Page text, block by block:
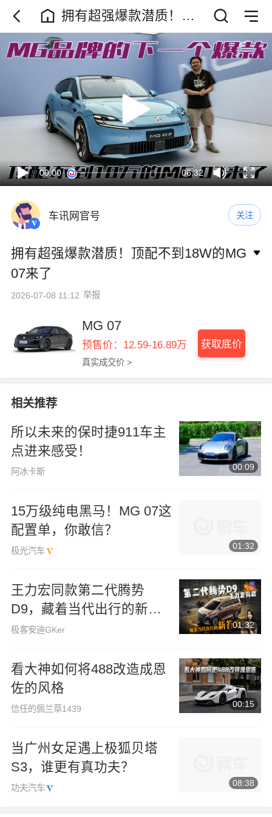
拥有超强爆款潜质！顶
配不到18W的MG07来了
00:00 06:32
车讯网官号 关注
拥有超强爆款潜质！顶配不到18W的MG
07来了
2026-07-08 11:12 举报
MG 07
预售价：12.59-16.89万
真实成交价 >
获取底价
相关推荐
所以未来的保时捷911车主
点进来感受！
阿冰卡斯
00:09
15万级纯电黑马！MG 07这
配置单，你敢信？
极光汽车
01:32
王力宏同款第二代腾势
D9，藏着当代出行的新答
案
极客安迪GKer
01:32
看大神如何将488改造成恩
佐的风格
信任的佩兰草1439
00:15
当广州女足遇上极狐贝塔
S3，谁更有真功夫？
功夫汽车
08:38